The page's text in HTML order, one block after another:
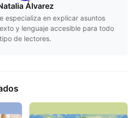
Álvarez
especializa en explicar asuntos
y lenguaje accesible para todo
tipo de lectores.